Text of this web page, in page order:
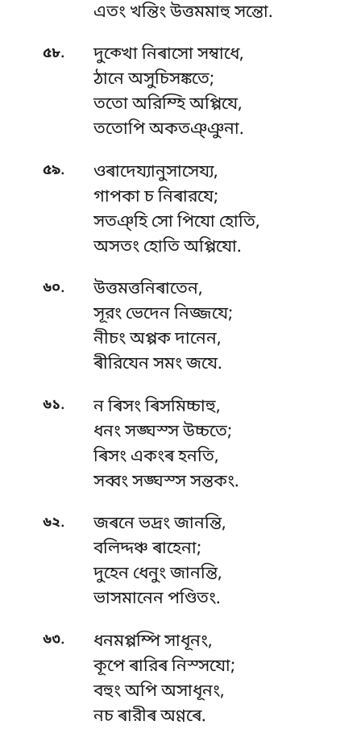
এতং খন্তিং উত্তমমাহু সন্তো.
৫৮.
দুক্খো নিৰাসো সম্বাধে,
ঠানে অসুচিসঙ্কতে;
ততো অরিম্হি অপ্পিযে,
ততোপি অকতঞ্ঞুনা.
৫৯.
ওৰাদেয্যানুসাসেয্য,
গাপকা চ নিৰারযে;
সতঞ্হি সো পিযো হোতি,
অসতং হোতি অপ্পিযো.
৬০.
উত্তমত্তনিৰাতেন,
সূরং ভেদেন নিজ্জযে;
নীচং অপ্পক দানেন,
ৰীরিযেন সমং জযে.
৬১.
ন ৰিসং ৰিসমিচ্চাহু,
ধনং সঙ্ঘস্স উচ্চতে;
ৰিসং একংৰ হনতি,
সব্বং সঙ্ঘস্স সন্তকং.
৬২.
জৰনে ভদ্রং জানন্তি,
বলিদ্দঞ্চ ৰাহেনা;
দুহেন ধেনুং জানন্তি,
ভাসমানেন পণ্ডিতং.
৬৩.
ধনমপ্পম্পি সাধূনং,
কূপে ৰারিৰ নিস্সযো;
বহুং অপি অসাধূনং,
নচ ৰারীৰ অণ্ণৰে.